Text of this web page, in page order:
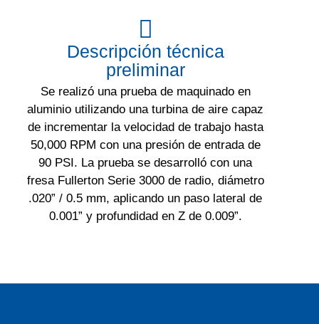
Descripción técnica
preliminar
Se realizó una prueba de maquinado en
aluminio utilizando una turbina de aire capaz
de incrementar la velocidad de trabajo hasta
50,000 RPM con una presión de entrada de
90 PSI. La prueba se desarrolló con una
fresa Fullerton Serie 3000 de radio, diámetro
.020” / 0.5 mm, aplicando un paso lateral de
0.001” y profundidad en Z de 0.009”.